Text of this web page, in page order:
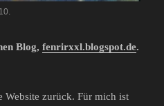
Blog,fenrirxxl.blogspot.de.
Website zurück. Für mich ist